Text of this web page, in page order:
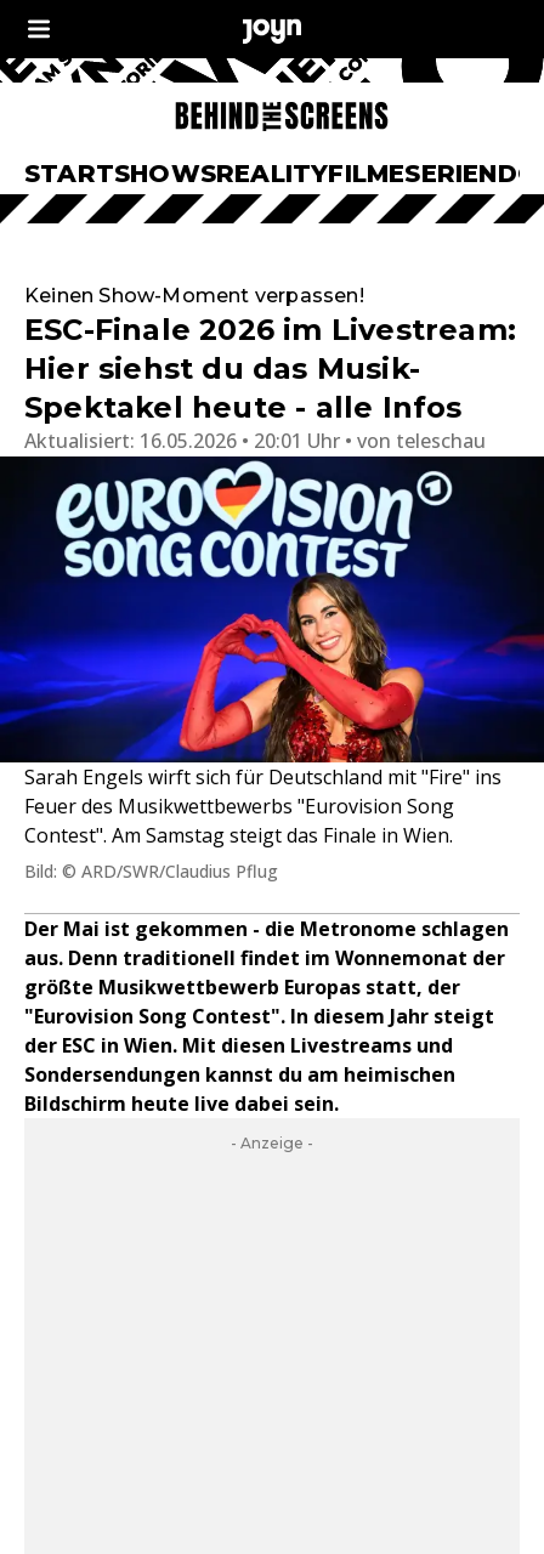
STARTSHOWSREALITYFILMESERIEN
Keinen Show-Moment verpassen!
ESC-Finale 2026 im Livestream:
Hier siehst du das Musik-
Spektakel heute - alle Infos
Aktualisiert: 16.05.2026 • 20:01 Uhr von teleschau
Sarah Engels wirft sich für Deutschland mit "Fire" ins
Feuer des Musikwettbewerbs "Eurovision Song
Contest". Am Samstag steigt das Finale in Wien.
Bild: © ARD/SWR/Claudius Pflug
Der Mai ist gekommen - die Metronome schlagen
aus. Denn traditionell findet im Wonnemonat der
größte Musikwettbewerb Europas statt, der
"Eurovision Song Contest". In diesem Jahr steigt
der ESC in Wien. Mit diesen Livestreams und
Sondersendungen kannst du am heimischen
Bildschirm heute live dabei sein.
- Anzeige -